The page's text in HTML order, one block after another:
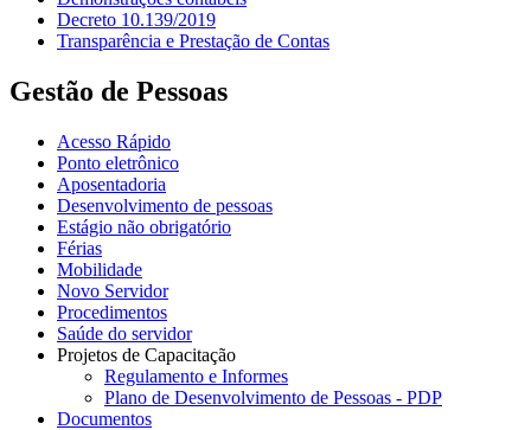
Decreto 10.139/2019
Transparência e Prestação de Contas
Gestão de Pessoas
Acesso Rápido
Ponto eletrônico
Aposentadoria
Desenvolvimento de pessoas
Estágio não obrigatório
Férias
Mobilidade
Novo Servidor
Procedimentos
Saúde do servidor
Projetos de Capacitação
Regulamento e Informes
Plano de Desenvolvimento de Pessoas - PDP
Documentos